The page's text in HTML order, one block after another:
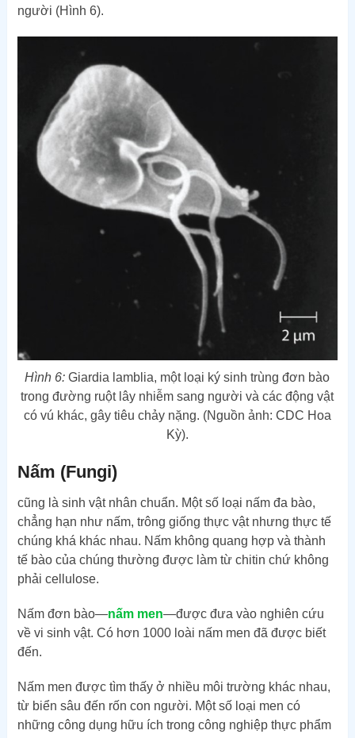
người (Hình 6).
Hình 6: Giardia lamblia, một loại ký sinh trùng đơn bào
trong đường ruột lây nhiễm sang người và các động vật
có vú khác, gây tiêu chảy nặng. (Nguồn ảnh: CDC Hoa
Kỳ).
Nấm (Fungi)
cũng là sinh vật nhân chuẩn. Một số loại nấm đa bào,
chẳng hạn như nấm, trông giống thực vật nhưng thực tế
chúng khá khác nhau. Nấm không quang hợp và thành
tế bào của chúng thường được làm từ chitin chứ không
phải cellulose.
Nấm đơn bào—nấm men—được đưa vào nghiên cứu
về vi sinh vật. Có hơn 1000 loài nấm men đã được biết
đến.
Nấm men được tìm thấy ở nhiều môi trường khác nhau,
từ biển sâu đến rốn con người. Một số loại men có
những công dụng hữu ích trong công nghiệp thực phẩm